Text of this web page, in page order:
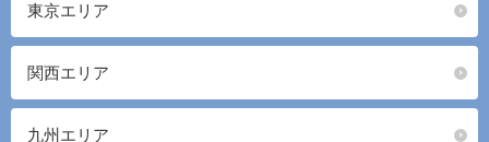
東京エリア
関西エリア
九州エリア